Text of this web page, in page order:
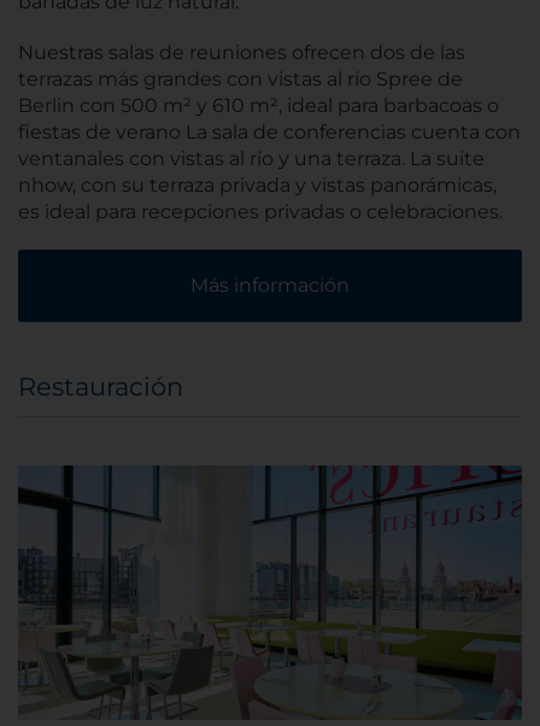
Nuestras salas de reuniones ofrecen dos de las
terrazas más grandes con vistas al río Spree de
Berlin con 500 m² y 610 m², ideal para barbacoas o
fiestas de verano La sala de conferencias cuenta con
ventanales con vistas al río y una terraza. La suite
nhow, con su terraza privada y vistas panorámicas,
es ideal para recepciones privadas o celebraciones.
Más información
Restauración